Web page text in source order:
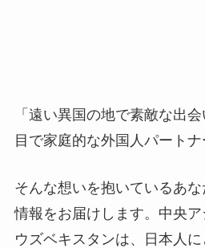
「遠い異国の地で素敵な出
目で家庭的な外国人パートナ
そんな想いを抱いているあ
情報をお届けします。中央ア
ウズベキスタンは、日本人